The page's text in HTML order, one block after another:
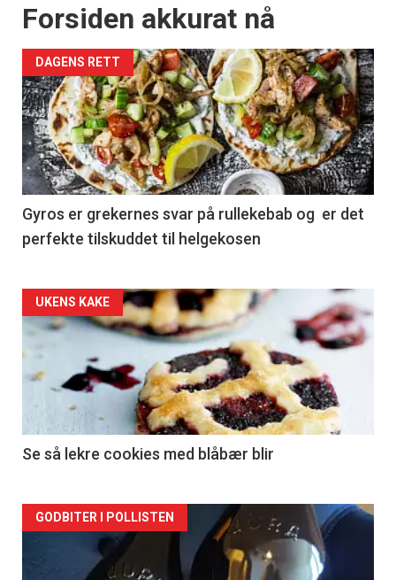
Forsiden akkurat nå
DAGENS RETT
Gyros er grekernes svar på rullekebab og er det
perfekte tilskuddet til helgekosen
Forsiden
akkurat
nå
2
UKENS KAKE
Se så lekre cookies med blåbær blir
Forsiden
akkurat
GODBITER I POLLISTEN